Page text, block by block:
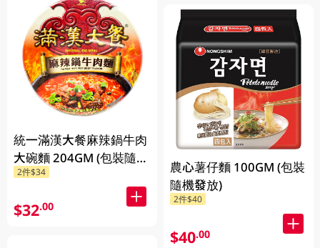
統一滿漢大餐麻辣鍋牛肉
大碗麵 204GM (包裝隨機
發放)
2件$34
$32.00
農心薯仔麵 100GM (包裝
隨機發放)
2件$40
$40.00